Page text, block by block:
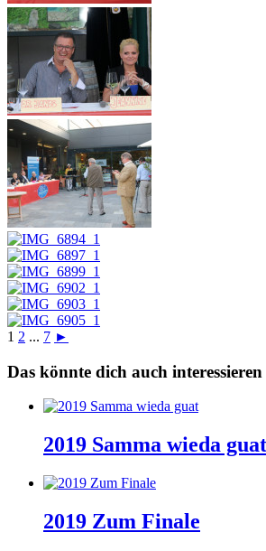
1 2 ... 7 ►
Das könnte dich auch
2019 Samma wieda guat
2019 Zum Finale